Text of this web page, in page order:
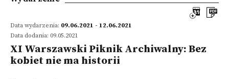
Data wydarzenia: 09.06.2021 - 12.06.2021
Data dodania: 09.05.2021
XI Warszawski Piknik Archiwalny: Bez
kobiet nie ma historii